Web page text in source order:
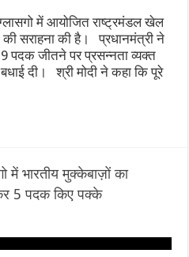
ग्लासगो में आयोजित राष्ट्रमंडल खेल
सराहना की है। प्रधानमंत्री ने
पदक जीतने पर प्रसन्नता व्यक्त
दी। श्री मोदी ने कहा कि पूरे
में भारतीय मुक्केबाज़ों का
5 पदक किए पक्के